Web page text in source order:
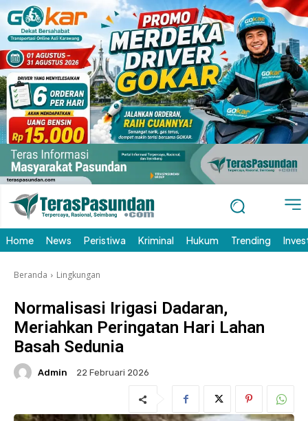
Home News Peristiwa Kriminal Hukum Trending
Beranda Lingkungan
Normalisasi Irigasi Dadaran,
Meriahkan Peringatan Hari Lahan
Basah Sedunia
Admin 22 Februari 2026